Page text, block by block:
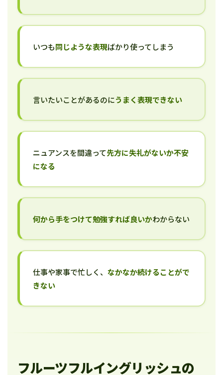
いつも同じような表現ばかり使ってしまう
言いたいことがあるのにうまく表現できない
ニュアンスを間違って先方に失礼がないか不安
になる
何から手をつけて勉強すれば良いかわからない
仕事や家事で忙しく、 なかなか続けることがで
きない
フルーツフルイングリッシュの